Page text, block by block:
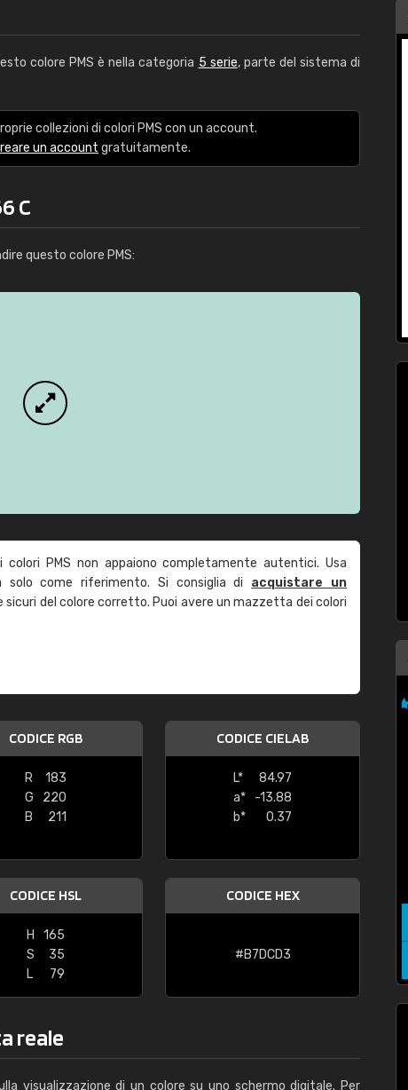
colore PMS è nella categoria 5 serie, parte del sistema di
collezioni di colori PMS con un account.
un account gratuitamente.
C
questo colore PMS:
PMS non appaiono completamente autentici. Usa
solo come riferimento. Si consiglia di acquistare un
sicuri del colore corretto. Puoi avere un mazzetta dei colori
CODICE RGB
R
183
G
220
B
211
CODICE CIELAB
L*
84.97
a*
-13.88
b*
0.37
CODICE HSL
H
165
S
35
L
79
CODICE HEX
#B7DCD3
reale
visualizzazione di un colore su uno schermo digitale. Per